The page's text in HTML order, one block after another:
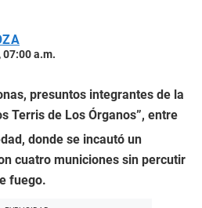
a.m.
presuntos integrantes de la
Terris de Los Órganos”, entre
donde se incautó un
cuatro municiones sin percutir
fuego.